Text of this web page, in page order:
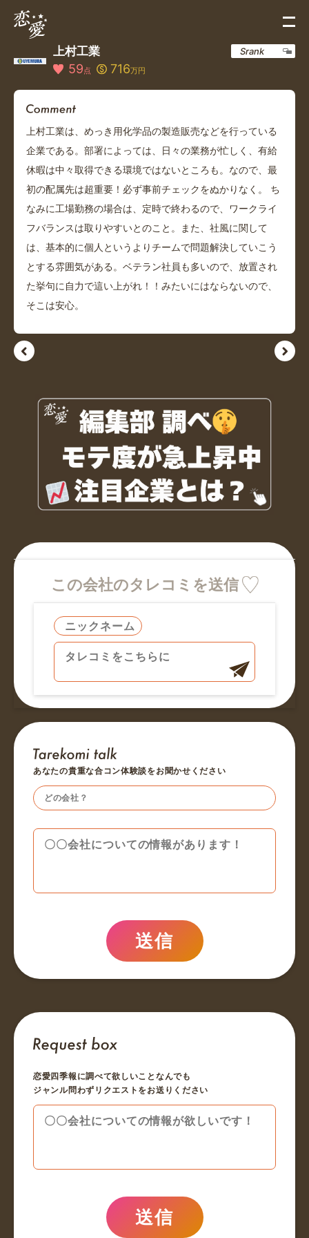
上村工業
59点 716万円
Srank
上村工業は、めっき用化学品の製造販売などを行っている
企業である。部署によっては、日々の業務が忙しく、有給
休暇は中々取得できる環境ではないところも。なので、最
初の配属先は超重要！必ず事前チェックをぬかりなく。 ち
なみに工場勤務の場合は、定時で終わるので、ワークライ
フバランスは取りやすいとのこと。また、社風に関して
は、基本的に個人というよりチームで問題解決していこう
とする雰囲気がある。ベテラン社員も多いので、放置され
た挙句に自力で這い上がれ！！みたいにはならないので、
そこは安心。
この会社のタレコミを送信
あなたの貴重な合コン体験談をお聞かせください
送信
恋愛四季報に調べて欲しいことなんでも
ジャンル問わずリクエストをお送りください
送信